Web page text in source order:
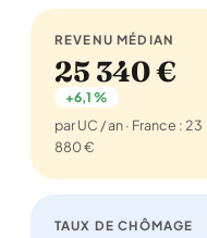
REVENU MÉDIAN
25 340 €
+6,1 %
par UC / an · France : 23
880 €
TAUX DE CHÔMAGE